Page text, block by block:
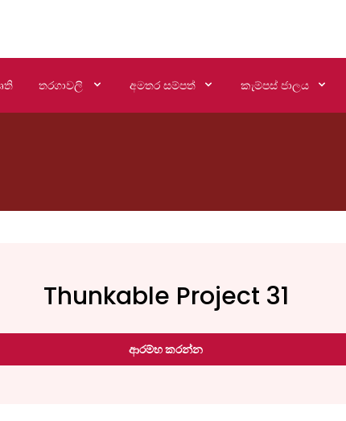
තරගාවලි අමතර සම්පත් කැම්පස් ජාලය
Thunkable Project 31
ආරම්භ කරන්න